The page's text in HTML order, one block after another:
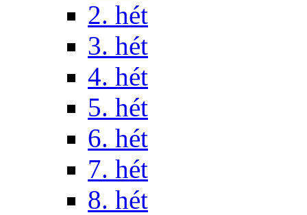
2. hét
3. hét
4. hét
5. hét
6. hét
7. hét
8. hét